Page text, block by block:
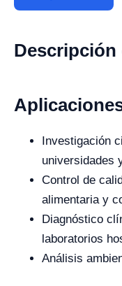
Descripción
Investigación
universidades
Control de
alimentaria y
Diagnóstico
laboratorios
Análisis